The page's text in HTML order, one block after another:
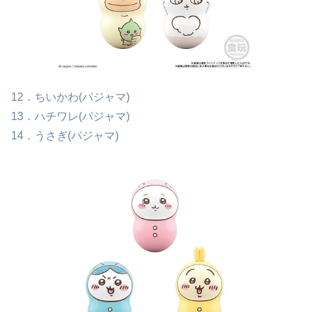
12．ちいかわ(パジャマ)
13．ハチワレ(パジャマ)
14．うさぎ(パジャマ)